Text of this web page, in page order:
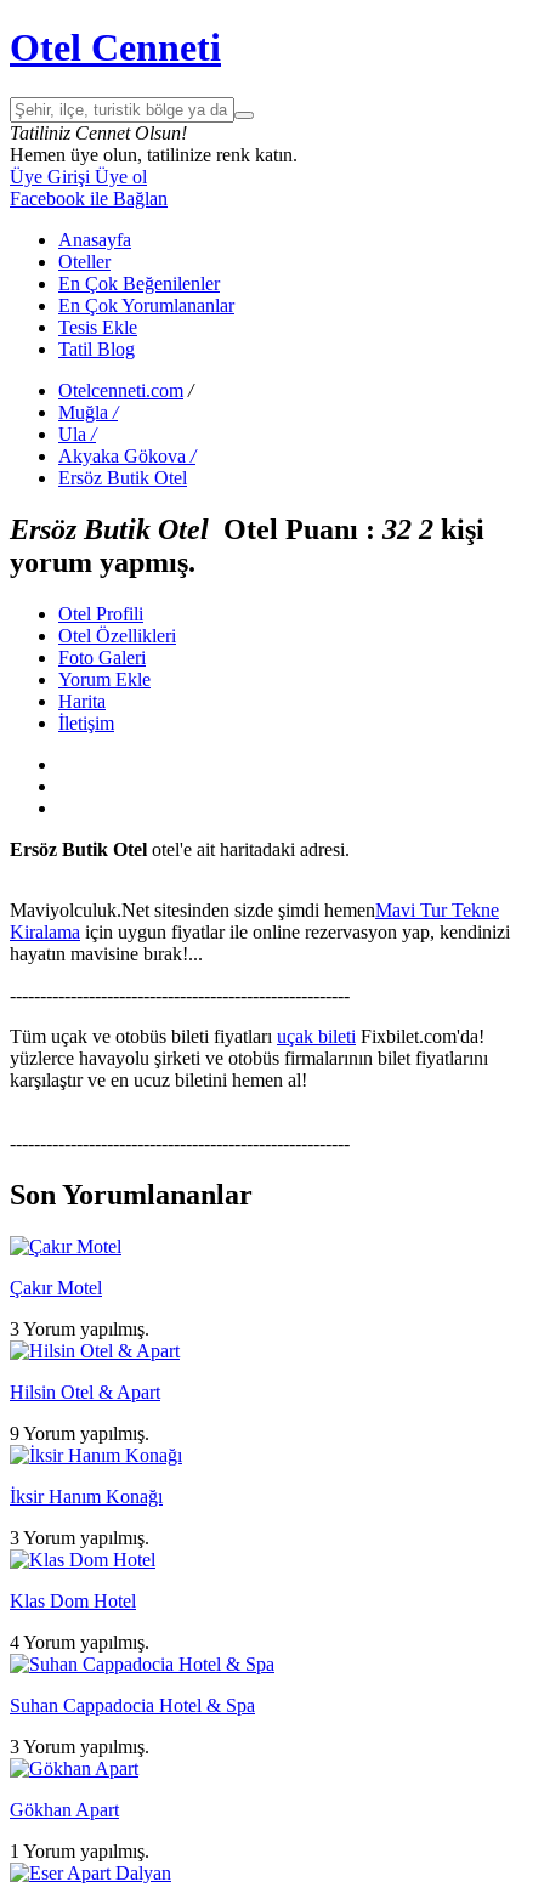
Otel Cenneti
Tatiliniz Cennet Olsun!
Hemen üye olun, tatilinize renk katın.
Üye Girişi Üye ol
Facebook ile Bağlan
Anasayfa
Oteller
En Çok Beğenilenler
En Çok Yorumlananlar
Tesis Ekle
Tatil Blog
Otelcenneti.com /
Muğla /
Ula /
Akyaka Gökova /
Ersöz Butik Otel
Ersöz Butik Otel Otel Puanı : 32 2 kişi
yorum yapmış.
Otel Profili
Otel Özellikleri
Foto Galeri
Yorum Ekle
Harita
İletişim
Ersöz Butik Otel otel'e ait haritadaki adresi.
This page can't load Google Maps correctly.
Maviyolculuk.Net sitesinden sizde şimdi hemenMavi Tur Tekne
Kiralama için uygun fiyatlar ile online rezervasyon yap, kendinizi
hayatın mavisine bırak!...
--------------------------------------------------------
Tüm uçak ve otobüs bileti fiyatları uçak bileti Fixbilet.com'da!
yüzlerce havayolu şirketi ve otobüs firmalarının bilet fiyatlarını
karşılaştır ve en ucuz biletini hemen al!
--------------------------------------------------------
Son Yorumlananlar
Çakır Motel
3 Yorum yapılmış.
Hilsin Otel & Apart
9 Yorum yapılmış.
İksir Hanım Konağı
3 Yorum yapılmış.
Klas Dom Hotel
4 Yorum yapılmış.
Suhan Cappadocia Hotel & Spa
3 Yorum yapılmış.
Gökhan Apart
1 Yorum yapılmış.